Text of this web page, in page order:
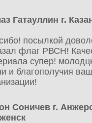
Гатауллин г.
посылкой
флаг РВСН!
супер!
и благополучия
Соничев г.